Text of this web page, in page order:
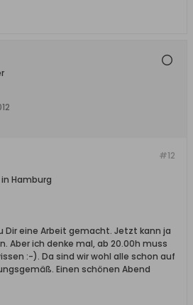
#12
Hamburg
Dir eine Arbeit gemacht. Jetzt kann ja
Aber ich denke mal, ab 20.00h muss
:-). Da sind wir wohl alle schon auf
Einen schönen Abend